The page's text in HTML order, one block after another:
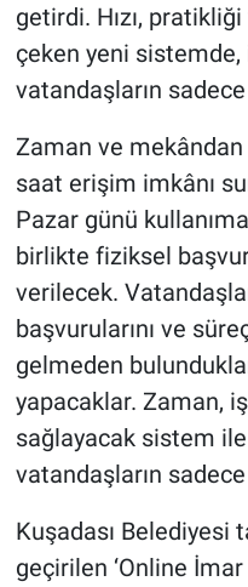
getirdi. Hızı,
çeken yeni sistemde,
vatandaşların
Zaman ve mekândan
saat erişim imkânı
Pazar günü
birlikte fiziksel
verilecek.
başvurularını ve
gelmeden
yapacaklar. Zaman,
sağlayacak sistem
vatandaşların
Kuşadası Belediyesi
geçirilen ‘Online